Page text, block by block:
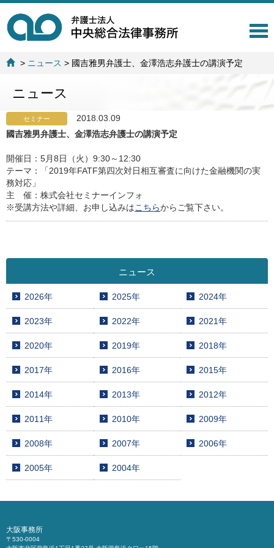
T
t
> ニュース > 國吉雅男弁護士、金澤浩志弁護士の講演予定
ニュース
セミナー
2018.03.09
國吉雅男弁護士、金澤浩志弁護士の講演予定
開催日：5月8日（火）9:30～12:30
テーマ：「2019年FATF第四次対日相互審査に向けた金融機関の実
務対応」
主 催：株式会社セミナーインフォ
※受講方法や詳細、お申し込みはこちらからご覧下さい。
ニュース
2026年 2025年 2024年
2023年 2022年 2021年
2020年 2019年 2018年
2017年 2016年 2015年
2014年 2013年 2012年
2011年 2010年 2009年
2008年 2007年 2006年
2005年 2004年
大阪事務所
〒530-0004